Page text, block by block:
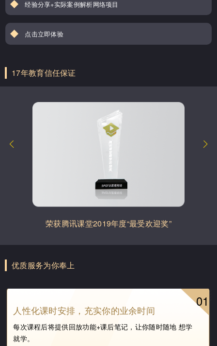
经验分享+实际案例解析网络项目
点击立即体验
17年教育信任保证
荣获腾讯课堂2019年度“最受欢迎奖”
优质服务为你奉上
01
人性化课时安排，充实你的业余时间
每次课程后将提供回放功能+课后笔记，让你随时随地 想学
就学。